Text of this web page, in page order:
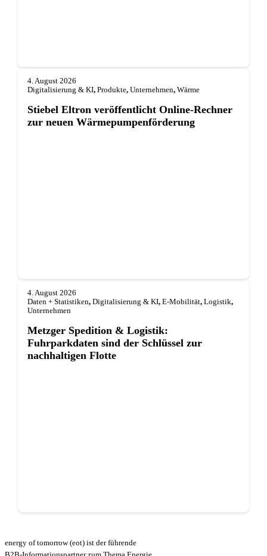
4. August 2026
Digitalisierung & KI, Produkte, Unternehmen, Wärme
Stiebel Eltron veröffentlicht Online-Rechner
zur neuen Wärmepumpenförderung
4. August 2026
Daten + Statistiken, Digitalisierung & KI, E-Mobilität, Logistik,
Unternehmen
Metzger Spedition & Logistik:
Fuhrparkdaten sind der Schlüssel zur
nachhaltigen Flotte
energy of tomorrow (eot) ist der führende